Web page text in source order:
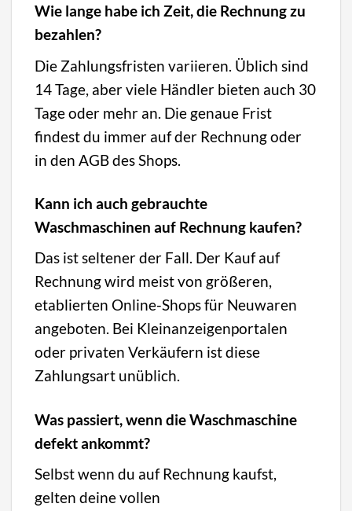
Wie lange habe ich Zeit, die Rechnung zu
bezahlen?
Die Zahlungsfristen variieren. Üblich sind
14 Tage, aber viele Händler bieten auch 30
Tage oder mehr an. Die genaue Frist
findest du immer auf der Rechnung oder
in den AGB des Shops.
Kann ich auch gebrauchte
Waschmaschinen auf Rechnung kaufen?
Das ist seltener der Fall. Der Kauf auf
Rechnung wird meist von größeren,
etablierten Online-Shops für Neuwaren
angeboten. Bei Kleinanzeigenportalen
oder privaten Verkäufern ist diese
Zahlungsart unüblich.
Was passiert, wenn die Waschmaschine
defekt ankommt?
Selbst wenn du auf Rechnung kaufst,
gelten deine vollen